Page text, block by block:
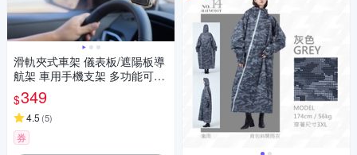
滑軌夾式車架 儀表板/遮陽板導
航架 車用手機支架 多功能可調
角度汽車手機架
$349
4.5 (5)
券